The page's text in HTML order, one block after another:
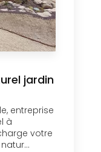
jardin
entreprise
à
votre